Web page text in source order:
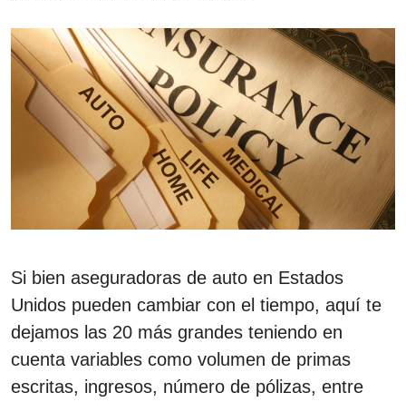
Si bien aseguradoras de auto en Estados
Unidos pueden cambiar con el tiempo, aquí te
dejamos las 20 más grandes teniendo en
cuenta variables como volumen de primas
escritas, ingresos, número de pólizas, entre